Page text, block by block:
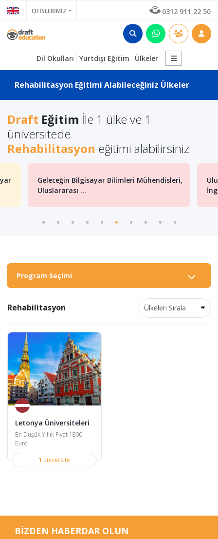
OFİSLERİMİZ 0312 911 22 50
Dil Okulları Yurtdışı Eğitim Ülkeler
Rehabilitasyon Eğitimi Alabileceğiniz Ülkeler
Draft Eğitim İle 1 ülke ve 1
üniversitede
Rehabilitasyon eğitimi alabilirsiniz
Geleceğin Bilgisayar Bilimleri Mühendisleri,
Uluslararası ...
Program Seçimi
Rehabilitasyon
Letonya Üniversiteleri
En Düşük Yıllık Fiyat 1800
Euro
1 üniversite
BİZDEN HABERDAR OLUN